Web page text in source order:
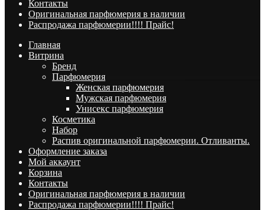
Контакты
Оригинальная парфюмерия в наличии
Распродажа парфюмерии!!!! Прайс!
Главная
Витрина
Брeнд
Парфюмерия
Женская парфюмерия
Мужская парфюмерия
Унисекс парфюмерия
Косметика
Набор
Распив оригинальной парфюмерии. Отливанты.
Оформление заказа
Мой аккаунт
Корзина
Контакты
Оригинальная парфюмерия в наличии
Распродажа парфюмерии!!!! Прайс!